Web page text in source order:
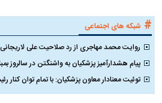
# شبکه های اجتماعی
روایت محمد مهاجری از رد صلاحیت علی لاریجانی
پیام هشدارآمیز پزشکیان به واشنگتن در سالروز
توئیت معنادار معاون پزشکیان: با تمام توان کنار